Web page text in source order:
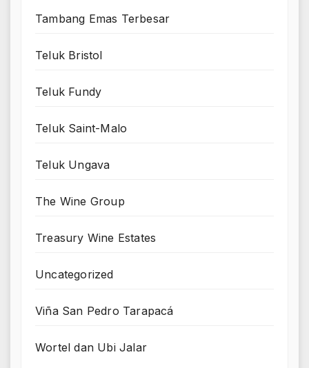
Tambang Emas Terbesar
Teluk Bristol
Teluk Fundy
Teluk Saint-Malo
Teluk Ungava
The Wine Group
Treasury Wine Estates
Uncategorized
Viña San Pedro Tarapacá
Wortel dan Ubi Jalar